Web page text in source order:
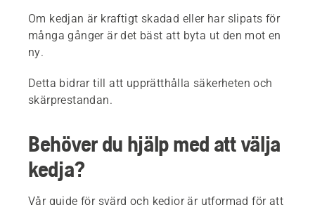
Om kedjan är kraftigt skadad eller har slipats för
många gånger är det bäst att byta ut den mot en
ny.
Detta bidrar till att upprätthålla säkerheten och
skärprestandan.
Behöver du hjälp med att välja
kedja?
Vår guide för svärd och kedjor är utformad för att